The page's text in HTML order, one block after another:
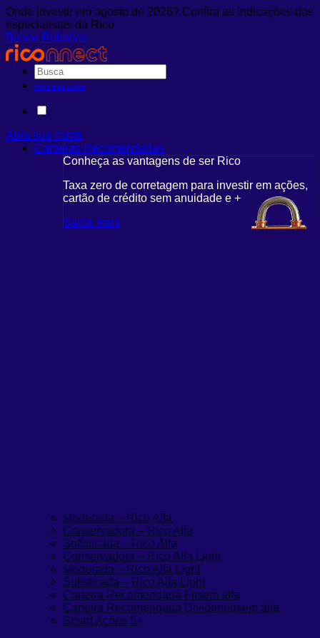
Onde investir em agosto de 2026? Confira as indicações dos
especialistas da Rico
Baixar Relatório
Abra sua conta
Abra sua conta
Carteiras Recomendadas
Conheça as vantagens de ser Rico
Taxa zero de corretagem para investir em ações,
cartão de crédito sem anuidade e +
Saiba mais
Moderada – Rico Alfa
Conservadora – Rico Alfa
Sofisticada – Rico Alfa
Conservadora – Rico Alfa Light
Moderada – Rico Alfa Light
Sofisticada – Rico Alfa Light
Carteira Recomendada FIIsem alta
Carteira Recomendada Dividendosem alta
Smart Ações 5+